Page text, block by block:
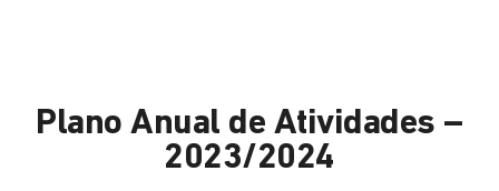
Plano Anual de Atividades –
2023/2024